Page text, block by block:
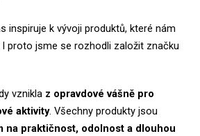
inspiruje k vývoji produktů, které nám
I proto jsme se rozhodli založit značku
vznikla z opravdové vášně pro
aktivity. Všechny produkty jsou
na praktičnost, odolnost a dlouhou